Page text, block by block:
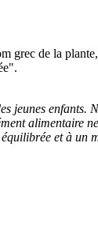
grec de la
jeunes enfants.
alimentaire
et à un